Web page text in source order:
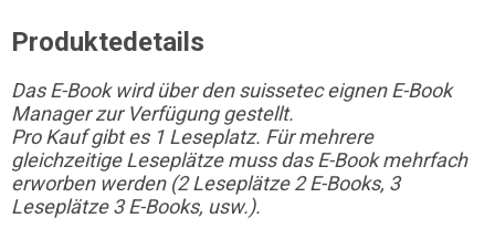
Produktedetails
Das E-Book wird über den suissetec eignen E-Book
Manager zur Verfügung gestellt.
Pro Kauf gibt es 1 Leseplatz. Für mehrere
gleichzeitige Leseplätze muss das E-Book mehrfach
erworben werden (2 Leseplätze 2 E-Books, 3
Leseplätze 3 E-Books, usw.).